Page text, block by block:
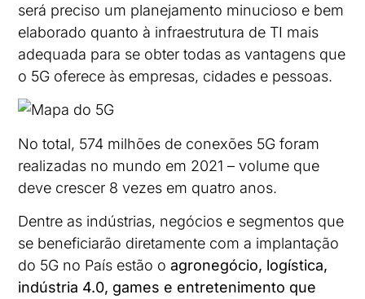
será preciso um planejamento minucioso e bem
elaborado quanto à infraestrutura de TI mais
adequada para se obter todas as vantagens que
o 5G oferece às empresas, cidades e pessoas.
No total, 574 milhões de conexões 5G foram
realizadas no mundo em 2021 – volume que
deve crescer 8 vezes em quatro anos.
Dentre as indústrias, negócios e segmentos que
se beneficiarão diretamente com a implantação
do 5G no País estão oagronegócio, logística,
indústria 4.0, games e entretenimento que